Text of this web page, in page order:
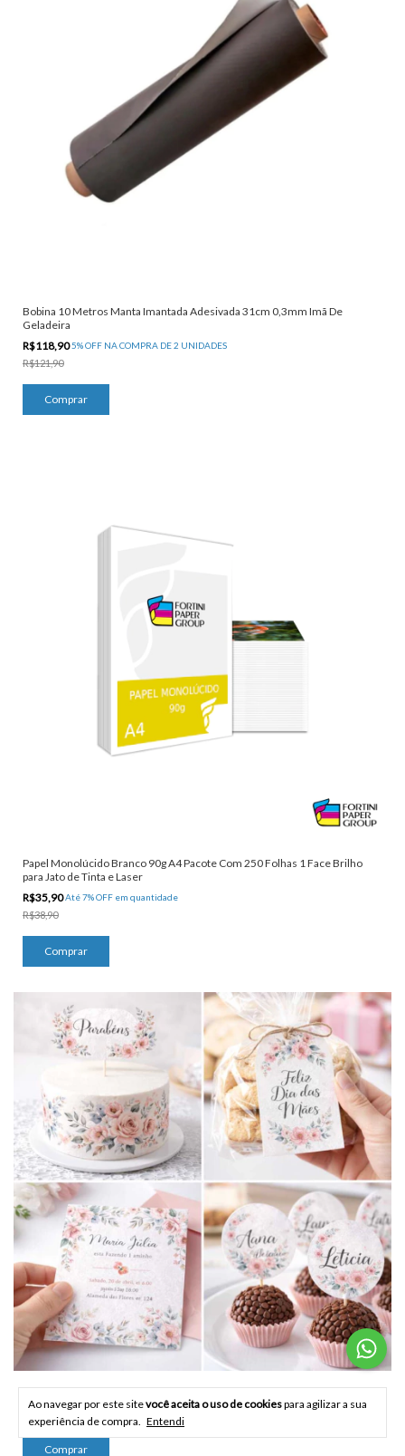
Ao navegar por este sitevocê aceita o uso de cookiespara agilizar a sua
experiência de compra. Entendi
Bobina 10 Metros Manta Imantada Adesivada 31cm 0,3mm Imã De
Geladeira
R$118,905% OFF NA COMPRA DE 2 UNIDADES
R$121,90
Papel Monolúcido Branco 90g A4 Pacote Com 250 Folhas 1 Face Brilho
para Jato de Tinta e Laser
R$35,90Até 7% OFF em quantidade
R$38,90
Papel De Arroz Comestível Branco A4 50 Folhas
R$109,90